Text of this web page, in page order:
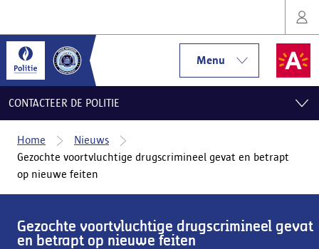
Menu
CONTACTEER DE POLITIE
Home
Nieuws
Gezochte voortvluchtige drugscrimineel gevat en betrapt
op nieuwe feiten
Gezochte voortvluchtige drugscrimineel gevat
en betrapt op nieuwe feiten